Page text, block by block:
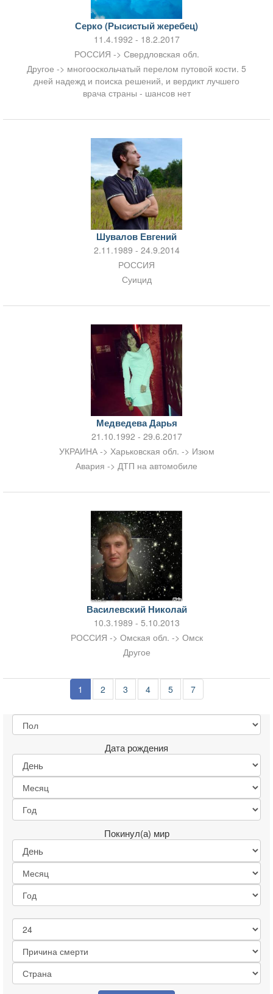
Серко (Рысистый жеребец)
11.4.1992 - 18.2.2017
РОССИЯ -> Свердловская обл.
Другое -> многооскольчатый перелом путовой кости. 5
дней надежд и поиска решений, и вердикт лучшего
врача страны - шансов нет
Шувалов Евгений
2.11.1989 - 24.9.2014
РОССИЯ
Суицид
Медведева Дарья
21.10.1992 - 29.6.2017
УКРАИНА -> Харьковская обл. -> Изюм
Авария -> ДТП на автомобиле
Василевский Николай
10.3.1989 - 5.10.2013
РОССИЯ -> Омская обл. -> Омск
Другое
1 2 3 4 5 7
Дата рождения
Покинул(а) мир